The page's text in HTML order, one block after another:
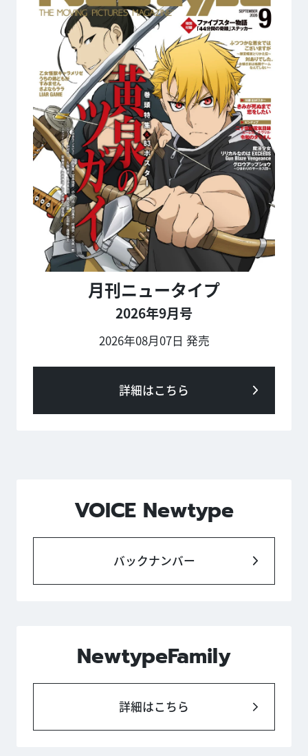
月刊ニュータイプ
2026年9月号
2026年08月07日 発売
詳細はこちら
VOICE Newtype
バックナンバー
NewtypeFamily
詳細はこちら